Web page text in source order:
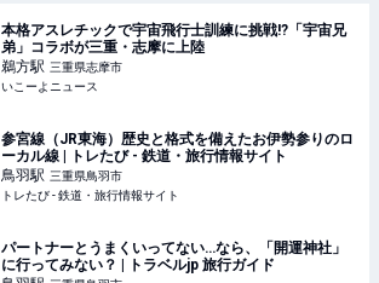
本格アスレチックで宇宙飛行士訓練に挑戦!?「宇宙兄
弟」コラボが三重・志摩に上陸
鵜方駅 三重県志摩市
いこーよニュース
参宮線（JR東海）歴史と格式を備えたお伊勢参りのロ
ーカル線 | トレたび - 鉄道・旅行情報サイト
鳥羽駅 三重県鳥羽市
トレたび - 鉄道・旅行情報サイト
パートナーとうまくいってない…なら、「開運神社」
に行ってみない？ | トラベルjp 旅行ガイド